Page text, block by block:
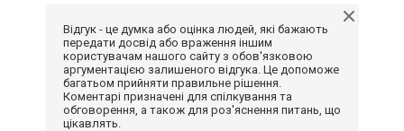
Відгук - це думка або оцінка людей, які бажають
передати досвід або враження іншим
користувачам нашого сайту з обов'язковою
аргументацією залишеного відгука. Це допоможе
багатьом прийняти правильне рішення.
Коментарі призначені для спілкування та
обговорення, а також для роз'яснення питань, що
цікавлять.